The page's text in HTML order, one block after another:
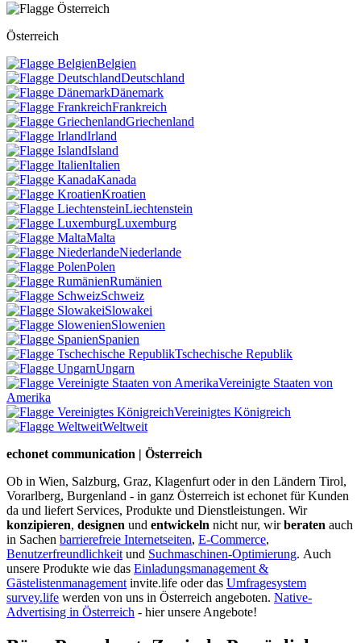
Österreich
Belgien
Deutschland
Dänemark
Frankreich
Griechenland
Irland
Island
Italien
Kanada
Kroatien
Liechtenstein
Luxemburg
Malta
Niederlande
Polen
Rumänien
Schweiz
Slowakei
Slowenien
Spanien
Tschechische Republik
Ungarn
Vereinigte Staaten von
Amerika
Vereinigtes Königreich
Weltweit
echonet communication | Österreich
Ob in Wien, Salzburg, Graz, Klagenfurt oder in den Ländern Tirol,
Vorarlberg, Burgenland - in ganz Österreich ist echonet für Kunden
da und liefert Services, Produkte und Dienstleistungen. Wir
konzipieren, designen und entwickeln nicht nur, wirberaten auch
in Sachen barrierefreie Internetseiten, E-Commerce,
Benutzerfreundlichkeit und Suchmaschinen-Optimierung. Auch
unsere Produkte wie das Einladungsmanagement &
Gästelistenmanagement invite.life oder das Umfragesystem
survey.life werden von uns in Österreich angeboten. Native-
Advertising in Österreich - hier unsere Angebote!